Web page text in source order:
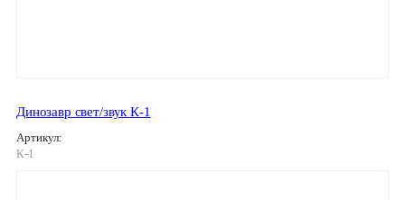
Динозавр свет/звук К-1
Артикул:
К-1